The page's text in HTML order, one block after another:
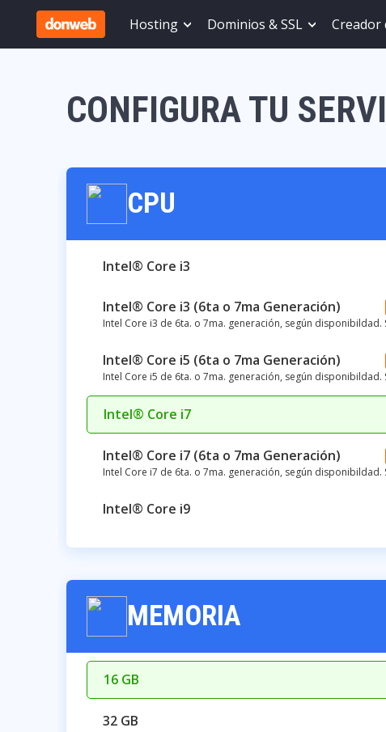
Hosting Dominios & SSL Creador
CONFIGURA TU
CPU
Intel® Core i3
Intel® Core i3 (6ta o 7ma Generación)
Intel Core i3 de 6ta. o 7ma. generación, según
Intel® Core i5 (6ta o 7ma Generación)
Intel Core i5 de 6ta. o 7ma. generación, según
Intel® Core i7
Intel® Core i7 (6ta o 7ma Generación)
Intel Core i7 de 6ta. o 7ma. generación, según
Intel® Core i9
MEMORIA
16 GB
32 GB